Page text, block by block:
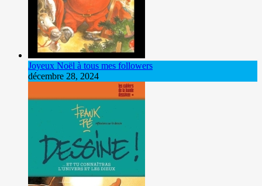
Joyeux Noël à tous mes followers
décembre 28, 2024